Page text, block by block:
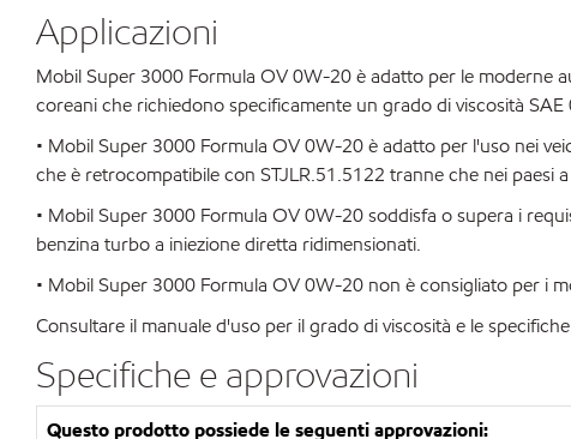
Applicazioni
Mobil Super 3000 Formula OV 0W-20 è adatto per le moderne
coreani che richiedono specificamente un grado di viscosità
• Mobil Super 3000 Formula OV 0W-20 è adatto per l'uso nei
che è retrocompatibile con STJLR.51.5122 tranne che nei paesi
• Mobil Super 3000 Formula OV 0W-20 soddisfa o supera i
benzina turbo a iniezione diretta ridimensionati.
• Mobil Super 3000 Formula OV 0W-20 non è consigliato per i
Consultare il manuale d'uso per il grado di viscosità e le
Specifiche e approvazioni
Questo prodotto possiede le seguenti approvazioni: